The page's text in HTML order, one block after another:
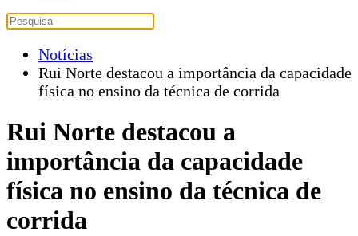
Notícias
Rui Norte destacou a importância da capacidade
física no ensino da técnica de corrida
Rui Norte destacou a
importância da capacidade
física no ensino da técnica de
corrida